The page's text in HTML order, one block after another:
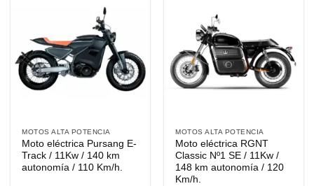
MOTOS ALTA POTENCIA
Moto eléctrica Pursang E-
Track / 11Kw / 140 km
autonomía / 110 Km/h.
MOTOS ALTA POTENCIA
Moto eléctrica RGNT
Classic Nº1 SE / 11Kw /
148 km autonomía / 120
Km/h.